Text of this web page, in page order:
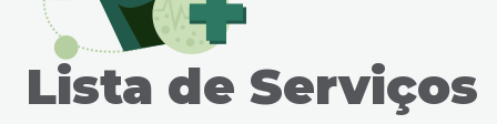
Lista de Serviços